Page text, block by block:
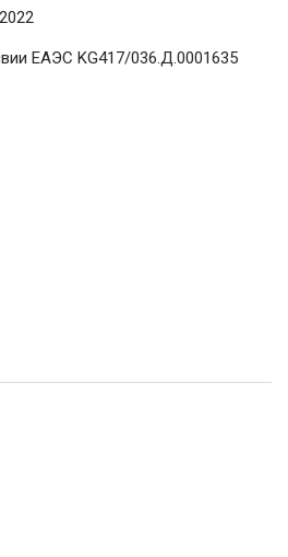
ЕАЭС KG417/036.Д.0001635